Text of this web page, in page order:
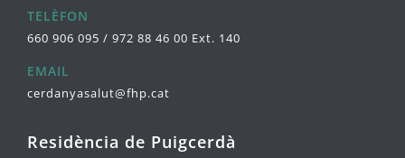
TELÈFON
660 906 095 / 972 88 46 00 Ext. 140
EMAIL
cerdanyasalut@fhp.cat
Residència de Puigcerdà